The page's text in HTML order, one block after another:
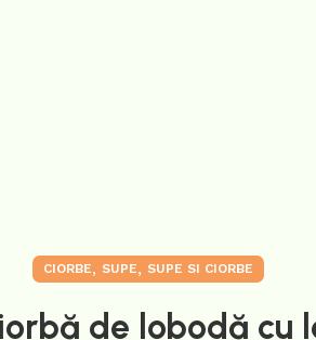
CIORBE, SUPE, SUPE SI CIORBE
de lobodă cu